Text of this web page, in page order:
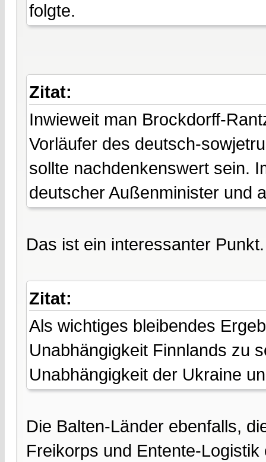
folgte.
Zitat:
Inwieweit man Brockdorff-
Vorläufer des deutsch-
sollte nachdenkenswert sein.
deutscher Außenminister und
Das ist ein interessanter Punkt.
Zitat:
Als wichtiges bleibendes
Unabhängigkeit Finnlands zu
Unabhängigkeit der Ukraine
Die Balten-Länder ebenfalls,
Freikorps und Entente-